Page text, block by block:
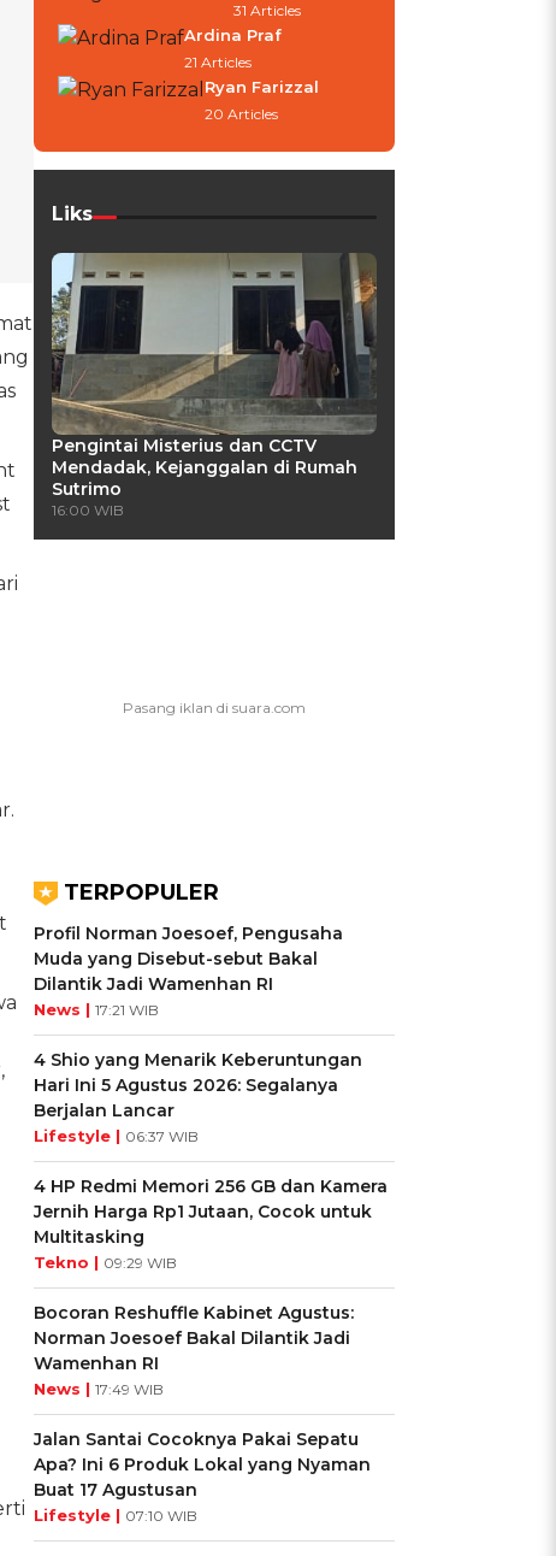
31 Articles
Ardina Praf
21 Articles
Ryan Farizzal
20 Articles
Liks
Pengintai Misterius dan CCTV
Mendadak, Kejanggalan di Rumah
Sutrimo
16:00 WIB
TERPOPULER
Profil Norman Joesoef, Pengusaha
Muda yang Disebut-sebut Bakal
Dilantik Jadi Wamenhan RI
News | 17:21 WIB
4 Shio yang Menarik Keberuntungan
Hari Ini 5 Agustus 2026: Segalanya
Berjalan Lancar
Lifestyle | 06:37 WIB
4 HP Redmi Memori 256 GB dan Kamera
Jernih Harga Rp1 Jutaan, Cocok untuk
Multitasking
Tekno | 09:29 WIB
Bocoran Reshuffle Kabinet Agustus:
Norman Joesoef Bakal Dilantik Jadi
Wamenhan RI
News | 17:49 WIB
Jalan Santai Cocoknya Pakai Sepatu
Apa? Ini 6 Produk Lokal yang Nyaman
Buat 17 Agustusan
Lifestyle | 07:10 WIB